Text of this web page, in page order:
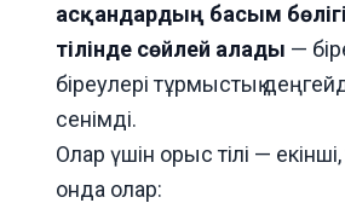
асқандардың басым
тілінде сөйлей алады —
біреулері тұрмыстық
сенімді.
Олар үшін орыс тілі — екінші,
онда олар: